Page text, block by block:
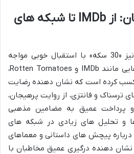
بازخوردهای بینندگان: از IMDb تا شبکه های
در میان بینندگان عمومی نیز «30 سکه» با استقبال خوبی مواجه
شده است. در وب سایت هایی مانند IMDb و Rotten Tomatoes،
کسب کرده است که نشان دهنده رضایت
ترسناک و فانتزی، از روایت پرهیجان،
پرداخت عمیق به مضامین مذهبی
و تحلیل های زیادی در شبکه های
درباره پیچش های داستانی و معماهای
دهنده درگیری عمیق مخاطبان با